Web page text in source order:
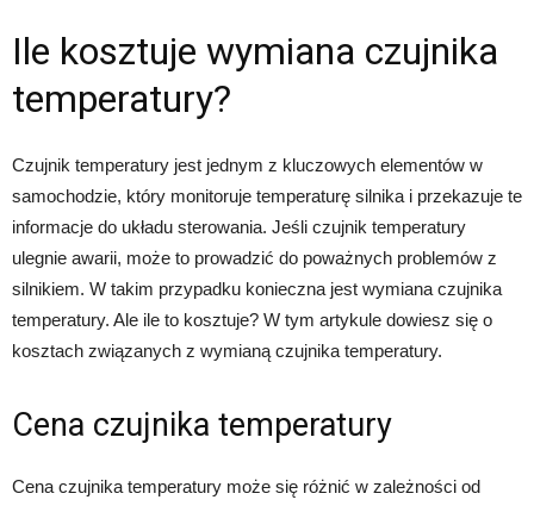
Ile kosztuje wymiana czujnika
temperatury?
Czujnik temperatury jest jednym z kluczowych elementów w
samochodzie, który monitoruje temperaturę silnika i przekazuje te
informacje do układu sterowania. Jeśli czujnik temperatury
ulegnie awarii, może to prowadzić do poważnych problemów z
silnikiem. W takim przypadku konieczna jest wymiana czujnika
temperatury. Ale ile to kosztuje? W tym artykule dowiesz się o
kosztach związanych z wymianą czujnika temperatury.
Cena czujnika temperatury
Cena czujnika temperatury może się różnić w zależności od